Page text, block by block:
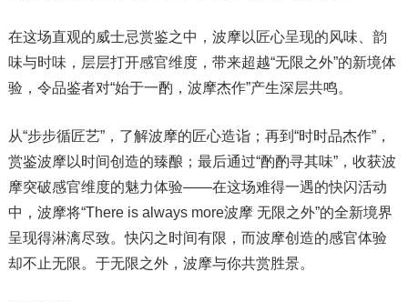
在这场直观的威士忌赏鉴之中，波摩以匠心呈现的风味、韵
味与时味，层层打开感官维度，带来超越“无限之外”的新境体
验，令品鉴者对“始于一酌，波摩杰作”产生深层共鸣。
从“步步循匠艺”，了解波摩的匠心造诣；再到“时时品杰作”，
赏鉴波摩以时间创造的臻酿；最后通过“酌酌寻其味”，收获波
摩突破感官维度的魅力体验——在这场难得一遇的快闪活动
中，波摩将“There is always more波摩 无限之外”的全新境界
呈现得淋漓尽致。快闪之时间有限，而波摩创造的感官体验
却不止无限。于无限之外，波摩与你共赏胜景。